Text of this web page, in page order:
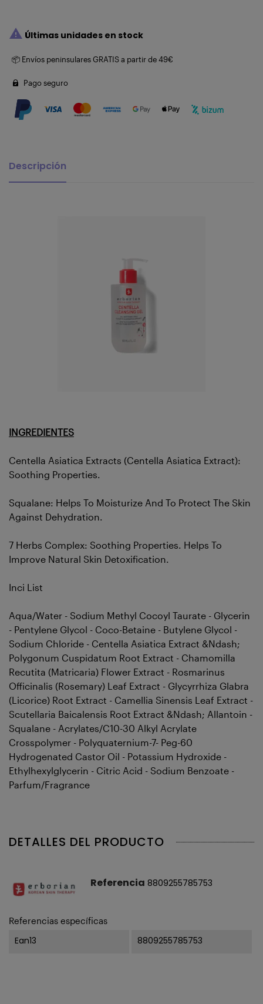
 Últimas unidades en stock
📦 Envíos peninsulares GRATIS a partir de 49€
Pago seguro
Descripción
INGREDIENTES
Centella Asiatica Extracts (Centella Asiatica Extract):
Soothing Properties.
Squalane: Helps To Moisturize And To Protect The Skin
Against Dehydration.
7 Herbs Complex: Soothing Properties. Helps To
Improve Natural Skin Detoxification.
Inci List
Aqua/Water - Sodium Methyl Cocoyl Taurate - Glycerin
- Pentylene Glycol - Coco-Betaine - Butylene Glycol -
Sodium Chloride - Centella Asiatica Extract &Ndash;
Polygonum Cuspidatum Root Extract - Chamomilla
Recutita (Matricaria) Flower Extract - Rosmarinus
Officinalis (Rosemary) Leaf Extract - Glycyrrhiza Glabra
(Licorice) Root Extract - Camellia Sinensis Leaf Extract -
Scutellaria Baicalensis Root Extract &Ndash; Allantoin -
Squalane - Acrylates/C10-30 Alkyl Acrylate
Crosspolymer - Polyquaternium-7- Peg-60
Hydrogenated Castor Oil - Potassium Hydroxide -
Ethylhexylglycerin - Citric Acid - Sodium Benzoate -
Parfum/Fragrance
DETALLES DEL PRODUCTO
Referencia 8809255785753
Referencias específicas
Ean13 8809255785753